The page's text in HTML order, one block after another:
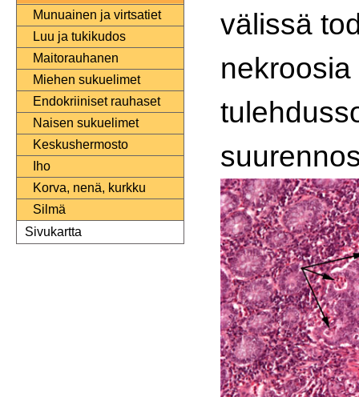
Munuainen ja virtsatiet
Luu ja tukikudos
Maitorauhanen
Miehen sukuelimet
Endokriiniset rauhaset
Naisen sukuelimet
Keskushermosto
Iho
Korva, nenä, kurkku
Silmä
Sivukartta
välissä